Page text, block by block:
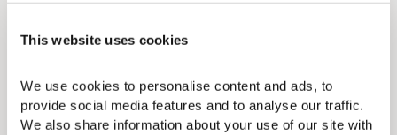
This website uses cookies
We use cookies to personalise content and ads, to
provide social media features and to analyse our traffic.
We also share information about your use of our site with
Haartrockner
Klimaanlage in jedem Zimmer
Bügeleisen/Bügelbrett